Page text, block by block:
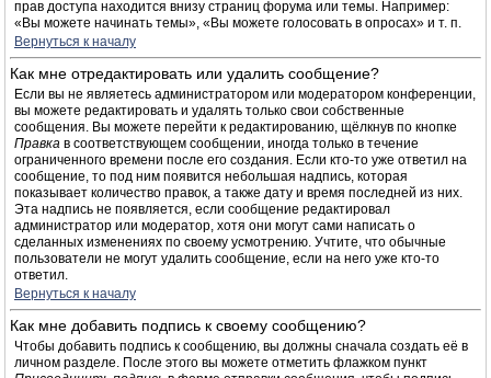
прав доступа находится внизу страниц форума или темы. Например:
«Вы можете начинать темы», «Вы можете голосовать в опросах» и т. п.
Вернуться к началу
Как мне отредактировать или удалить сообщение?
Если вы не являетесь администратором или модератором конференции,
вы можете редактировать и удалять только свои собственные
сообщения. Вы можете перейти к редактированию, щёлкнув по кнопке
Правка в соответствующем сообщении, иногда только в течение
ограниченного времени после его создания. Если кто-то уже ответил на
сообщение, то под ним появится небольшая надпись, которая
показывает количество правок, а также дату и время последней из них.
Эта надпись не появляется, если сообщение редактировал
администратор или модератор, хотя они могут сами написать о
сделанных изменениях по своему усмотрению. Учтите, что обычные
пользователи не могут удалить сообщение, если на него уже кто-то
ответил.
Вернуться к началу
Как мне добавить подпись к своему сообщению?
Чтобы добавить подпись к сообщению, вы должны сначала создать её в
личном разделе. После этого вы можете отметить флажком пункт